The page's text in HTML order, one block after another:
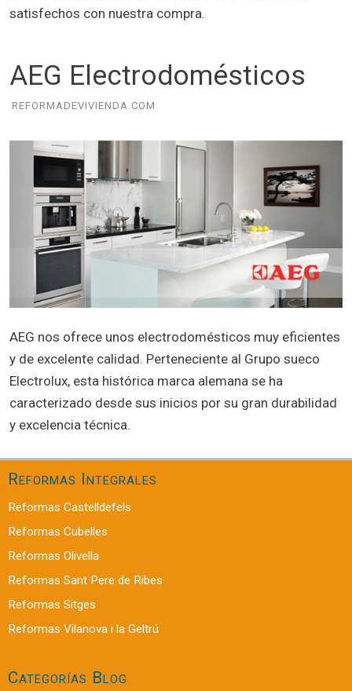
satisfechos con nuestra compra.
AEG Electrodomésticos
REFORMADEVIVIENDA.COM
AEG nos ofrece unos electrodomésticos muy eficientes
y de excelente calidad. Perteneciente al Grupo sueco
Electrolux, esta histórica marca alemana se ha
caracterizado desde sus inicios por su gran durabilidad
y excelencia técnica.
Reformas Integrales
Reformas Castelldefels
Reformas Cubelles
Reformas Olivella
Reformas Sant Pere de Ribes
Reformas Sitges
Reformas Vilanova i la Geltrú
Categorías Blog